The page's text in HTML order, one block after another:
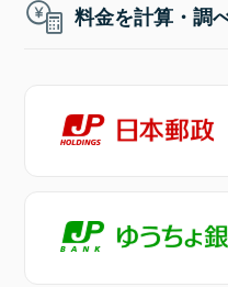
料金を計算・調